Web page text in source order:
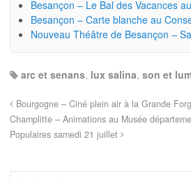
Besançon – Le Bal des Vacances
Besançon – Carte blanche au
Nouveau Théâtre de Besançon –
arc et senans, lux salina, son et
Bourgogne – Ciné plein air à la Grande
Champlitte – Animations au Musée
Populaires samedi 21 juillet